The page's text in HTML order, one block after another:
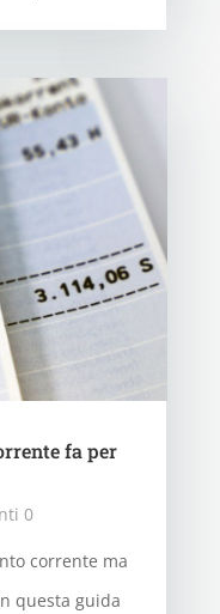
fa per
0
corrente ma
questa guida